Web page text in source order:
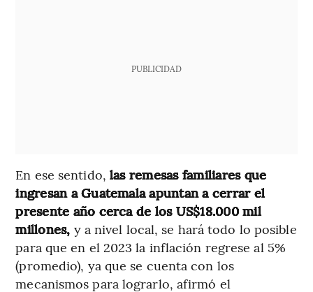
PUBLICIDAD
En ese sentido, las remesas familiares que
ingresan a Guatemala apuntan a cerrar el
presente año cerca de los US$18.000 mil
millones, y a nivel local, se hará todo lo posible
para que en el 2023 la inflación regrese al 5%
(promedio), ya que se cuenta con los
mecanismos para lograrlo, afirmó el